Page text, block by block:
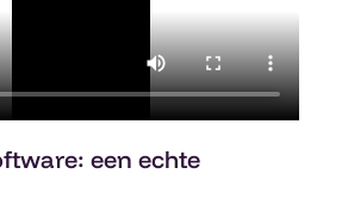
een echte